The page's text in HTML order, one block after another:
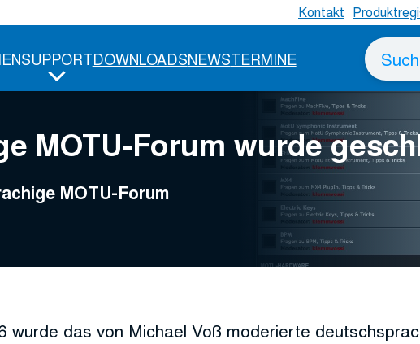
Kontakt
SUPPORTDOWNLOADSNEWSTERMINE
Suche
nach
MOTU-Forum wurde
MOTU-Forum
wurde das von Michael Voß moderierte